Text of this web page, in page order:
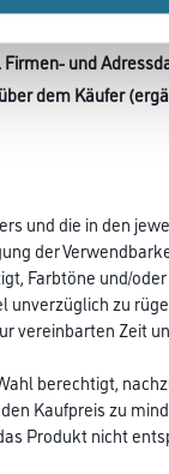
und
dem Käufer
und die in den
der
Farbtöne und/
zu
vereinbarten
berechtigt,
Kaufpreis zu
Produkt nicht